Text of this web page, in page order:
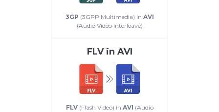
3GP (3GPP Multimedia) in AVI
(Audio Video Interleave)
FLVin AVI
FLV(Flash Video) in AVI (Audio